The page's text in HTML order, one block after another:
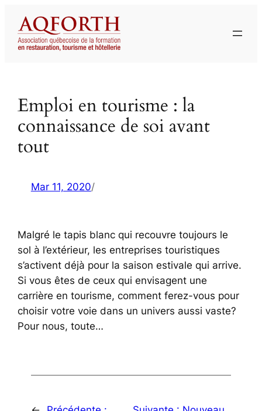
contenu
Emploi en tourisme : la
connaissance de soi avant
tout
Mar 11, 2020/
Malgré le tapis blanc qui recouvre toujours le
sol à l’extérieur, les entreprises touristiques
s’activent déjà pour la saison estivale qui arrive.
Si vous êtes de ceux qui envisagent une
carrière en tourisme, comment ferez-vous pour
choisir votre voie dans un univers aussi vaste?
Pour nous, toute…